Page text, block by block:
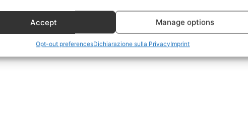
Accept Manage options
Opt-out preferencesDichiarazione sulla PrivacyImprint